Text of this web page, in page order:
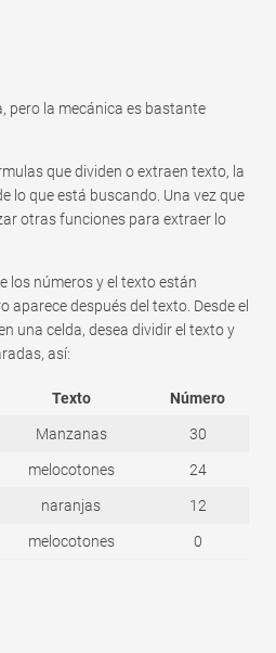
pero la mecánica es bastante
que dividen o extraen texto, la
lo que está buscando. Una vez que
otras funciones para extraer lo
los números y el texto están
aparece después del texto. Desde el
una celda, desea dividir el texto y
así:
Texto Número
Manzanas 30
melocotones 24
naranjas 12
melocotones 0